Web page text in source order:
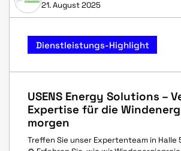
21. August 2025
Dienstleistungs-Highlight
USENS Energy Solutions –
Expertise für die
morgen
Treffen Sie unser Expertenteam in Halle